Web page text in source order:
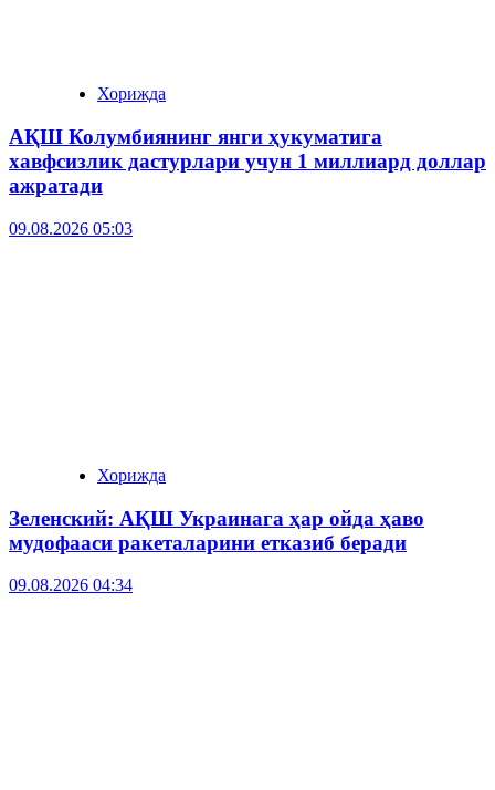
Хорижда
АҚШ Колумбиянинг янги ҳукуматига
хавфсизлик дастурлари учун 1 миллиард доллар
ажратади
09.08.2026 05:03
Хорижда
Зеленский: АҚШ Украинага ҳар ойда ҳаво
мудофааси ракеталарини етказиб беради
09.08.2026 04:34